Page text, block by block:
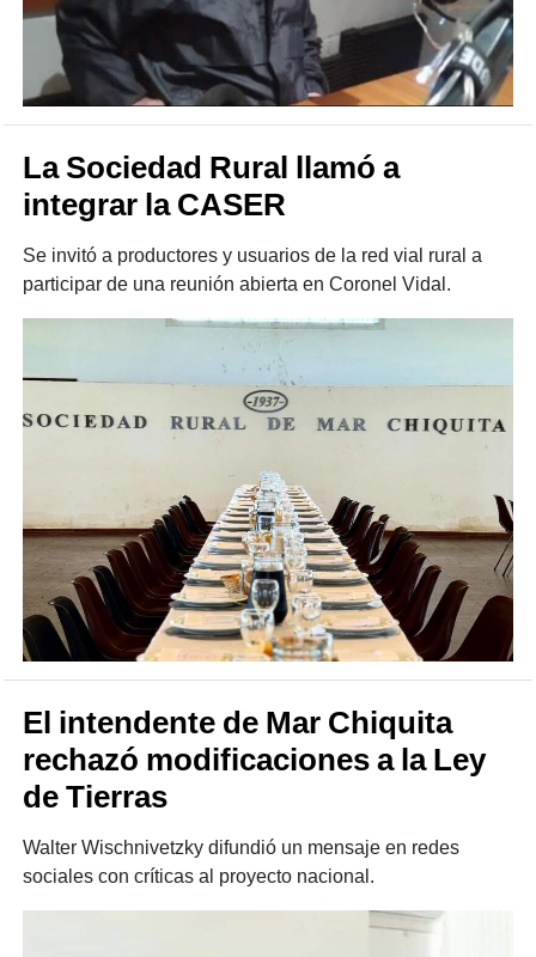
La Sociedad Rural llamó a
integrar la CASER
Se invitó a productores y usuarios de la red vial rural a
participar de una reunión abierta en Coronel Vidal.
El intendente de Mar Chiquita
rechazó modificaciones a la Ley
de Tierras
Walter Wischnivetzky difundió un mensaje en redes
sociales con críticas al proyecto nacional.